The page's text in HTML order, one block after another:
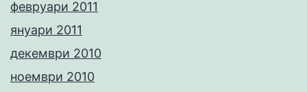
февруари 2011
януари 2011
декември 2010
ноември 2010